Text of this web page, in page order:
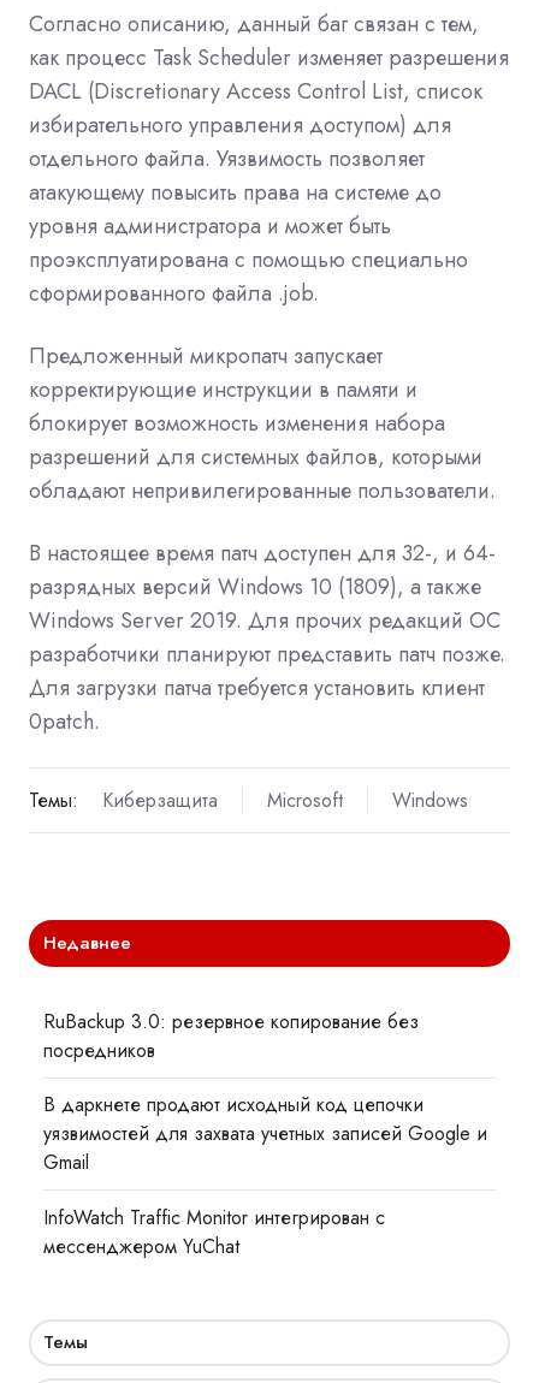
Согласно описанию, данный баг связан с тем,
как процесс Task Scheduler изменяет разрешения
DACL (Discretionary Access Control List, список
избирательного управления доступом) для
отдельного файла. Уязвимость позволяет
атакующему повысить права на системе до
уровня администратора и может быть
проэксплуатирована с помощью специально
сформированного файла .job.
Предложенный микропатч запускает
корректирующие инструкции в памяти и
блокирует возможность изменения набора
разрешений для системных файлов, которыми
обладают непривилегированные пользователи.
В настоящее время патч доступен для 32-, и 64-
разрядных версий Windows 10 (1809), а также
Windows Server 2019. Для прочих редакций ОС
разработчики планируют представить патч позже.
Для загрузки патча требуется установить клиент
0patch.
Темы: Киберзащита Microsoft Windows
Недавнее
RuBackup 3.0: резервное копирование без
посредников
В даркнете продают исходный код цепочки
уязвимостей для захвата учетных записей Google и
Gmail
InfoWatch Traffic Monitor интегрирован с
мессенджером YuChat
Темы